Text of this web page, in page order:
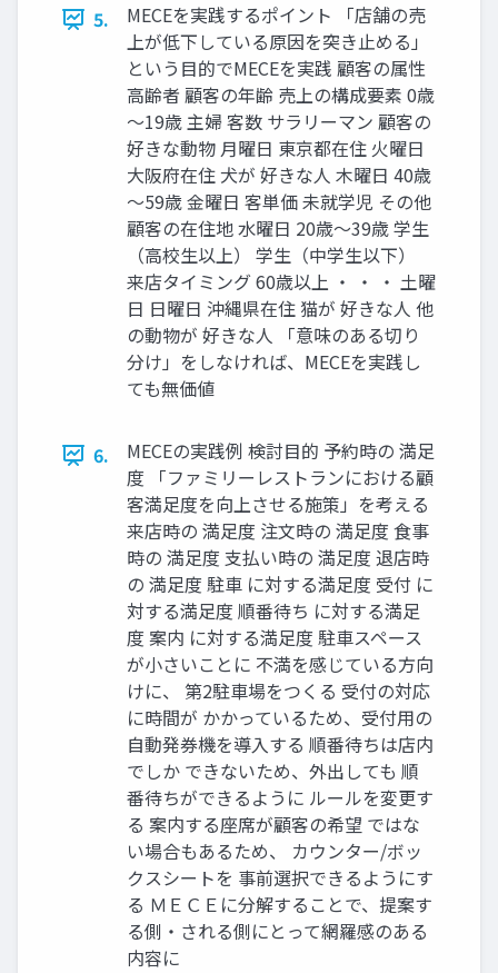
5.
MECEを実践するポイント 「店舗の売
上が低下している原因を突き止める」
という目的でMECEを実践 顧客の属性
高齢者 顧客の年齢 売上の構成要素 0歳
～19歳 主婦 客数 サラリーマン 顧客の
好きな動物 月曜日 東京都在住 火曜日
大阪府在住 犬が 好きな人 木曜日 40歳
～59歳 金曜日 客単価 未就学児 その他
顧客の在住地 水曜日 20歳～39歳 学生
（高校生以上） 学生（中学生以下）
来店タイミング 60歳以上 ・ ・ ・ 土曜
日 日曜日 沖縄県在住 猫が 好きな人 他
の動物が 好きな人 「意味のある切り
分け」をしなければ、MECEを実践し
ても無価値
6.
MECEの実践例 検討目的 予約時の 満足
度 「ファミリーレストランにおける顧
客満足度を向上させる施策」を考える
来店時の 満足度 注文時の 満足度 食事
時の 満足度 支払い時の 満足度 退店時
の 満足度 駐車 に対する満足度 受付 に
対する満足度 順番待ち に対する満足
度 案内 に対する満足度 駐車スペース
が小さいことに 不満を感じている方向
けに、 第2駐車場をつくる 受付の対応
に時間が かかっているため、受付用の
自動発券機を導入する 順番待ちは店内
でしか できないため、外出しても 順
番待ちができるように ルールを変更す
る 案内する座席が顧客の希望 ではな
い場合もあるため、 カウンター/ボッ
クスシートを 事前選択できるようにす
る ＭＥＣＥに分解することで、提案す
る側・される側にとって網羅感のある
内容に